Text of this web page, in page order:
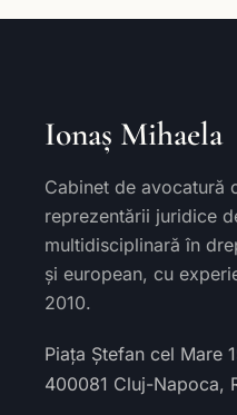
Ionaș Mihaela
Cabinet de avocatură
reprezentării juridice
multidisciplinară în
și european, cu
2010.
Piața Ștefan cel Mare
400081 Cluj-Napoca,